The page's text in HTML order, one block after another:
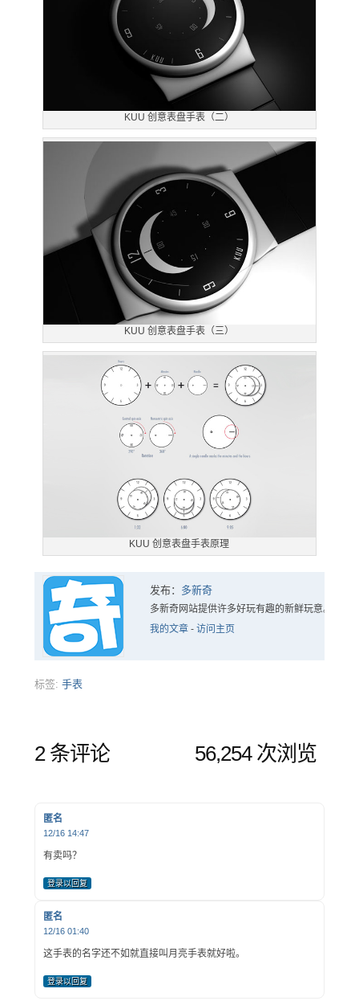
KUU 创意表盘手表（二）
KUU 创意表盘手表（三）
KUU 创意表盘手表原理
发布： 多新奇
多新奇网站提供许多好玩有趣的新鲜玩意。
我的文章- 访问主页
标签: 手表
2 条评论 56,254 次浏览
匿名
12/16 14:47
有卖吗？
登录以回复
匿名
12/16 01:40
这手表的名字还不如就直接叫月亮手表就好啦。
登录以回复